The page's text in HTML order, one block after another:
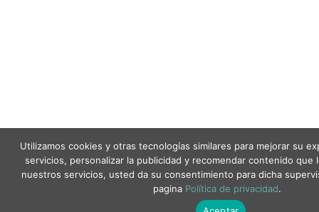
Utilizamos cookies y otras tecnologías similares para mejorar su
servicios, personalizar la publicidad y recomendar contenido que
nuestros servicios, usted da su consentimiento para dicha
pagina Política de privacidad.